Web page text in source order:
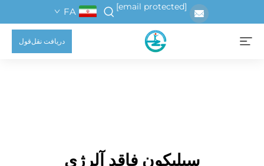
[email protected]
FA
دریافت نقل‌قول
سیلیکون فاقد آلرژی